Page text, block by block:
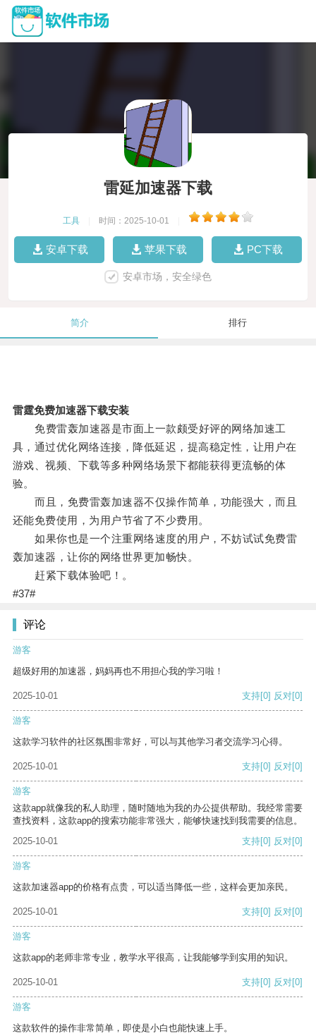
雷延加速器下载
工具 时间：2025-10-01
安卓下载 苹果下载 PC下载
安卓市场，安全绿色
简介 排行
雷霆免费加速器下载安装
免费雷轰加速器是市面上一款颇受好评的网络加速工
具，通过优化网络连接，降低延迟，提高稳定性，让用户在
游戏、视频、下载等多种网络场景下都能获得更流畅的体
验。
而且，免费雷轰加速器不仅操作简单，功能强大，而且
还能免费使用，为用户节省了不少费用。
如果你也是一个注重网络速度的用户，不妨试试免费雷
轰加速器，让你的网络世界更加畅快。
赶紧下载体验吧！。
#37#
评论
游客
超级好用的加速器，妈妈再也不用担心我的学习啦！
2025-10-01 支持[0] 反对[0]
游客
这款学习软件的社区氛围非常好，可以与其他学习者交流学习心得。
2025-10-01 支持[0] 反对[0]
游客
这款app就像我的私人助理，随时随地为我的办公提供帮助。我经常需要
查找资料，这款app的搜索功能非常强大，能够快速找到我需要的信息。
2025-10-01
支持[0] 反对[0]
游客
这款加速器app的价格有点贵，可以适当降低一些，这样会更加亲民。
2025-10-01 支持[0] 反对[0]
游客
这款app的老师非常专业，教学水平很高，让我能够学到实用的知识。
2025-10-01 支持[0] 反对[0]
游客
这款软件的操作非常简单，即使是小白也能快速上手。